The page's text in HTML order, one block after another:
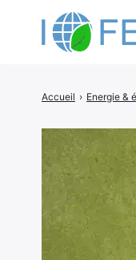
Accueil › Energie &